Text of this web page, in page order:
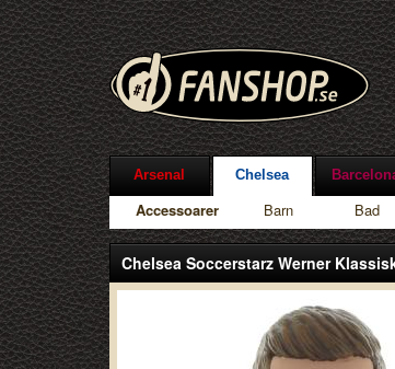
Arsenal Chelsea
Accessoarer Barn Bad
Chelsea Soccerstarz Werner